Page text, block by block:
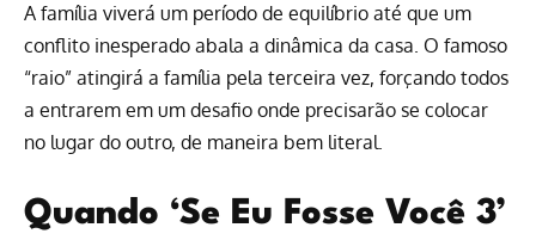
A família viverá um período de equilíbrio até que um
conflito inesperado abala a dinâmica da casa. O famoso
“raio” atingirá a família pela terceira vez, forçando todos
a entrarem em um desafio onde precisarão se colocar
no lugar do outro, de maneira bem literal.
Quando ‘Se Eu Fosse Você 3’